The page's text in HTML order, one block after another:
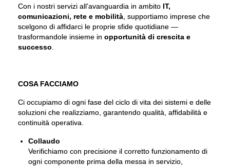
Con i nostri servizi all’avanguardia in ambito IT,
comunicazioni, rete e mobilità , supportiamo imprese che
scelgono di affidarci le proprie sfide quotidiane —
trasformandole insieme in opportunità di crescita e
successo
COSA FACCIAMO
Ci occupiamo di ogni fase del ciclo di vita dei sistemi e delle
soluzioni che realizziamo, garantendo qualità, affidabilità e
continuità operativa.
Collaudo
Verifichiamo con precisione il corretto funzionamento di
ogni componente prima della messa in servizio,